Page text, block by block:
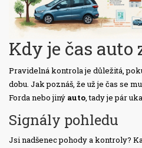
Kdy je čas
Pravidelná kontrola je důležitá,
dobu. Jak poznáš, že už je čas se
Forda nebo jiný auto, tady je pár
Signály pohledu
Jsi nadšenec pohody a kontroly?